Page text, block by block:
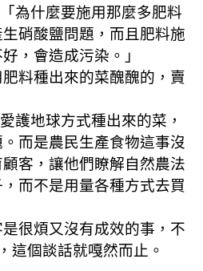
為什麼要施用那麼多肥料
硝酸鹽問題，而且肥料施
，會造成污染。」
種出來的菜醜醜的，賣
護地球方式種出來的菜，
而是農民生產食物這事沒
客，讓他們瞭解自然農法
而不是用量各種方式去買
煩又沒有成效的事，不
這個談話就嘎然而止。